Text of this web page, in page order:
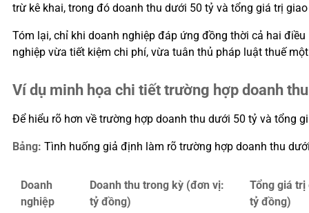
trừ kê khai, trong đó doanh thu dưới 50 tỷ và tổng giá trị
Tóm lại, chỉ khi doanh nghiệp đáp ứng đồng thời cả hai
nghiệp vừa tiết kiệm chi phí, vừa tuân thủ pháp luật thuế
Ví dụ minh họa chi tiết trường hợp doanh
Để hiểu rõ hơn về trường hợp doanh thu dưới 50 tỷ và tổng
Bảng: Tình huống giả định làm rõ trường hợp doanh thu
Doanh
nghiệp
Doanh thu trong kỳ (đơn vị:
tỷ đồng)
Tổng giá
tỷ đồng)